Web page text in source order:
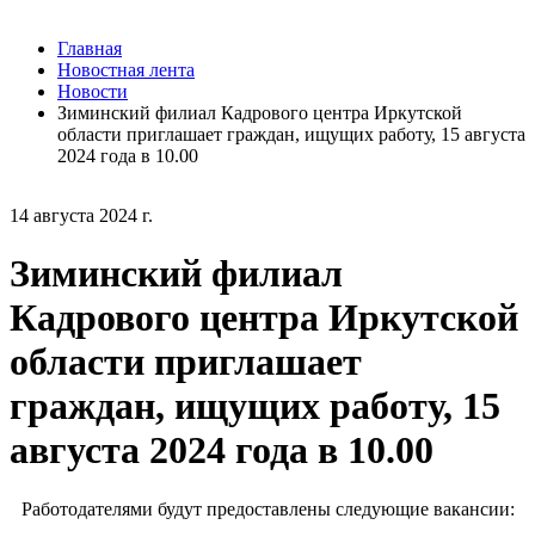
14 августа 2024 г.
Зиминский филиал
Кадрового центра Иркутской
области приглашает
граждан, ищущих работу, 15
августа 2024 года в 10.00
Работодателями будут предоставлены следующие вакансии:
Главная
Новостная лента
Новости
Зиминский филиал Кадрового центра Иркутской
области приглашает граждан, ищущих работу, 15 августа
2024 года в 10.00